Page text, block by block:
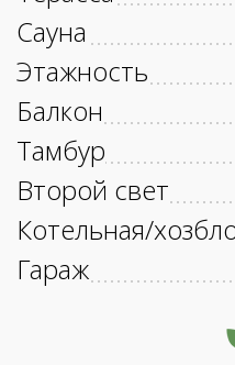
Сауна
Этажность
Балкон
Тамбур
Второй свет
Котельная/
Гараж